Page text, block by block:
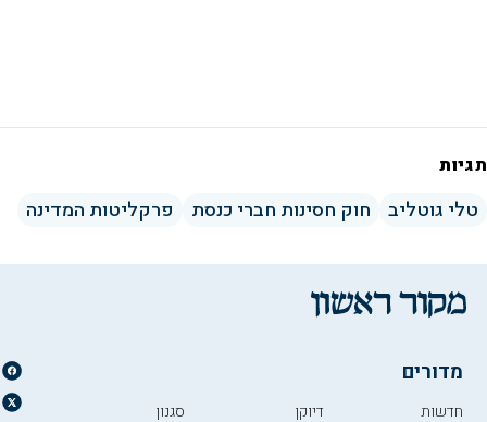
תגיות
טלי גוטליב חוק חסינות חברי כנסת פרקליטות המדינה
מדורים
חדשות דיוקן סגנון